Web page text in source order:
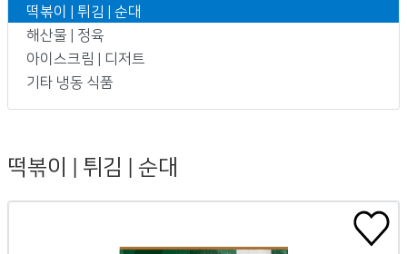
떡볶이 | 튀김 | 순대
해산물 | 정육
아이스크림 | 디저트
기타 냉동 식품
떡볶이 | 튀김 | 순대